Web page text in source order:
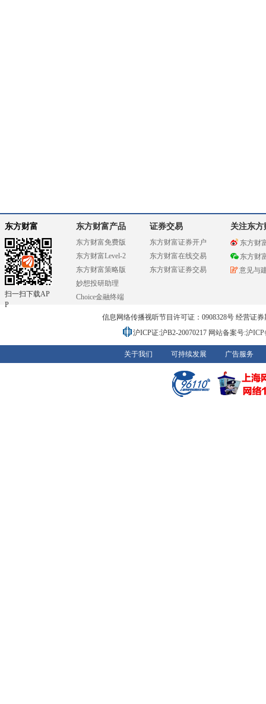
东方财富
扫一扫下载AP
P
东方财富产品
东方财富免费版
东方财富Level-2
东方财富策略版
妙想投研助理
Choice金融终端
证券交易
东方财富证券开户
东方财富在线交易
东方财富证券交易
关注东方
东方财
东方财
意见与
信息网络传播视听节目许可证：0908328号 经营证
沪ICP证:沪B2-20070217 网站备案号:沪
关于我们 可持续发展 广告服务